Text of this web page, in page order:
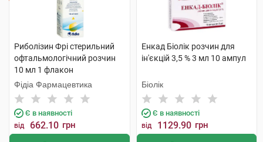
Риболізин Фрі стерильний
офтальмологічний розчин
10 мл 1 флакон
Фідіа Фармацевтика
Є в наявності
від 662.10 грн
Енкад Біолік розчин для
ін'єкцій 3,5 % 3 мл 10 ампул
Біолік
Є в наявності
від 1129.90 грн